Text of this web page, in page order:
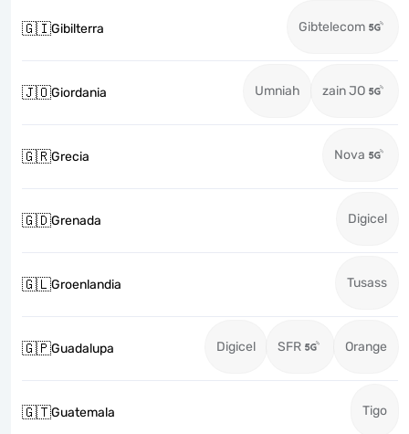
🇬🇮Gibilterra Gibtelecom
🇯🇴Giordania Umniah zain JO
🇬🇷Grecia Nova
🇬🇩Grenada Digicel
🇬🇱Groenlandia Tusass
🇬🇵Guadalupa Digicel SFR Orange
🇬🇹Guatemala Tigo